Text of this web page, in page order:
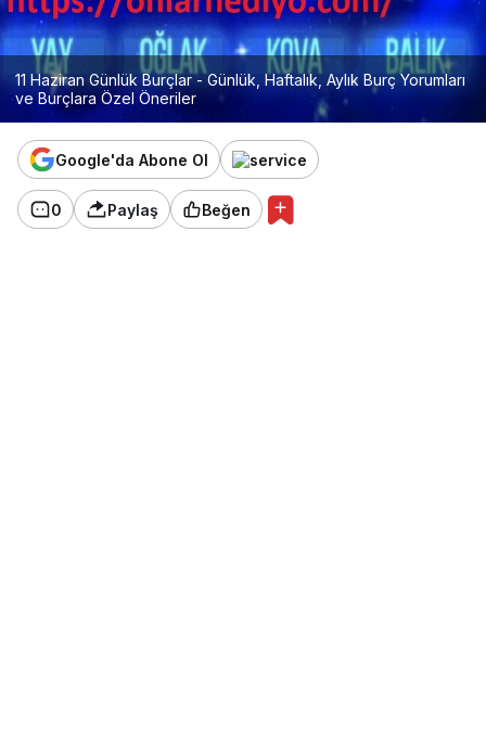
11 Haziran Günlük Burçlar - Günlük, Haftalık, Aylık Burç Yorumları
ve Burçlara Özel Öneriler
Google'da Abone Ol
0 Paylaş Beğen